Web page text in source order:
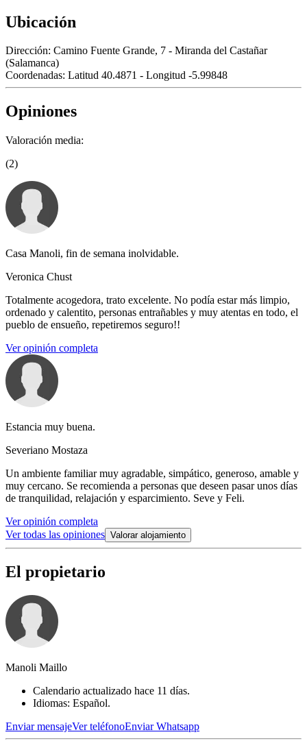
Ubicación
Dirección: Camino Fuente Grande, 7 - Miranda del Castañar
(Salamanca)
Coordenadas: Latitud 40.4871 - Longitud -5.99848
Opiniones
Valoración media:
(2)
Casa Manoli, fin de semana inolvidable.
Veronica Chust
Totalmente acogedora, trato excelente. No podía estar más limpio,
ordenado y calentito, personas entrañables y muy atentas en todo, el
pueblo de ensueño, repetiremos seguro!!
Ver opinión completa
Estancia muy buena.
Severiano Mostaza
Un ambiente familiar muy agradable, simpático, generoso, amable y
muy cercano. Se recomienda a personas que deseen pasar unos días
de tranquilidad, relajación y esparcimiento. Seve y Feli.
Ver opinión completa
Ver todas las opiniones Valorar alojamiento
El propietario
Manoli Maillo
Calendario actualizado hace 11 días.
Idiomas: Español.
Enviar mensajeVer teléfonoEnviar Whatsapp